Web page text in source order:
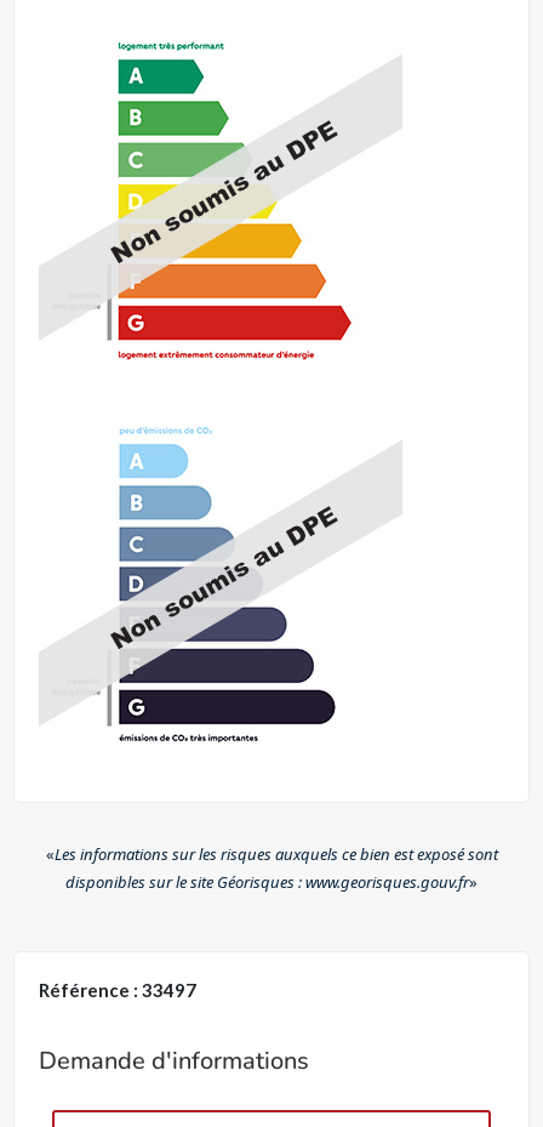
«Les informations sur les risques auxquels ce bien est exposé sont
disponibles sur le site Géorisques : www.georisques.gouv.fr»
Référence : 33497
Demande d'informations